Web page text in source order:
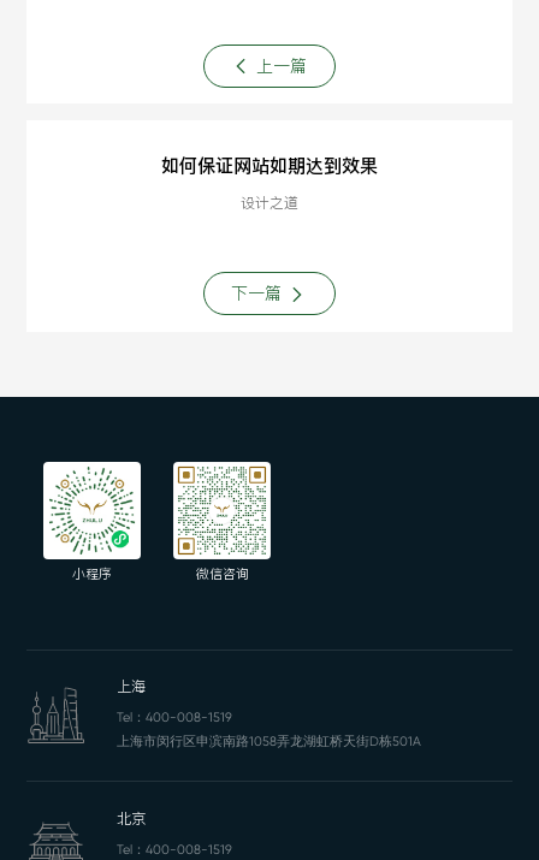
上一篇
如何保证网站如期达到效果
设计之道
下一篇
小程序 微信咨询
上海
Tel： 400-008-1519
上海市闵行区申滨南路1058弄龙湖虹桥天街D栋501A
北京
Tel： 400-008-1519